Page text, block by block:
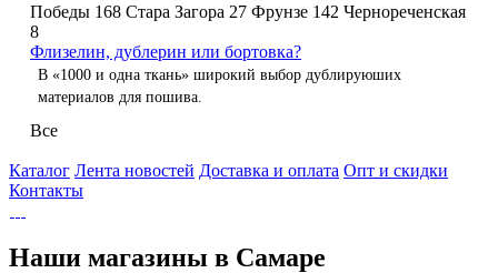
Победы 168 Стара Загора 27 Фрунзе 142 Чернореченская
8
Флизелин, дублерин или бортовка?
В «1000 и одна ткань» широкий выбор дублируюших
материалов для пошива.
Все
Каталог Лента новостей Доставка и оплата Опт и скидки
Контакты
Наши магазины в Самаре